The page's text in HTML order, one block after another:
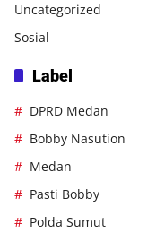
Uncategorized
Sosial
Label
DPRD Medan
Bobby Nasution
Medan
Pasti Bobby
Polda Sumut